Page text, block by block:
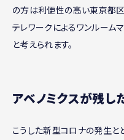
の方は利便性の高い東京都
テレワークによるワンルーム
と考えられます。
アベノミクスが残し
こうした新型コロナの発生と